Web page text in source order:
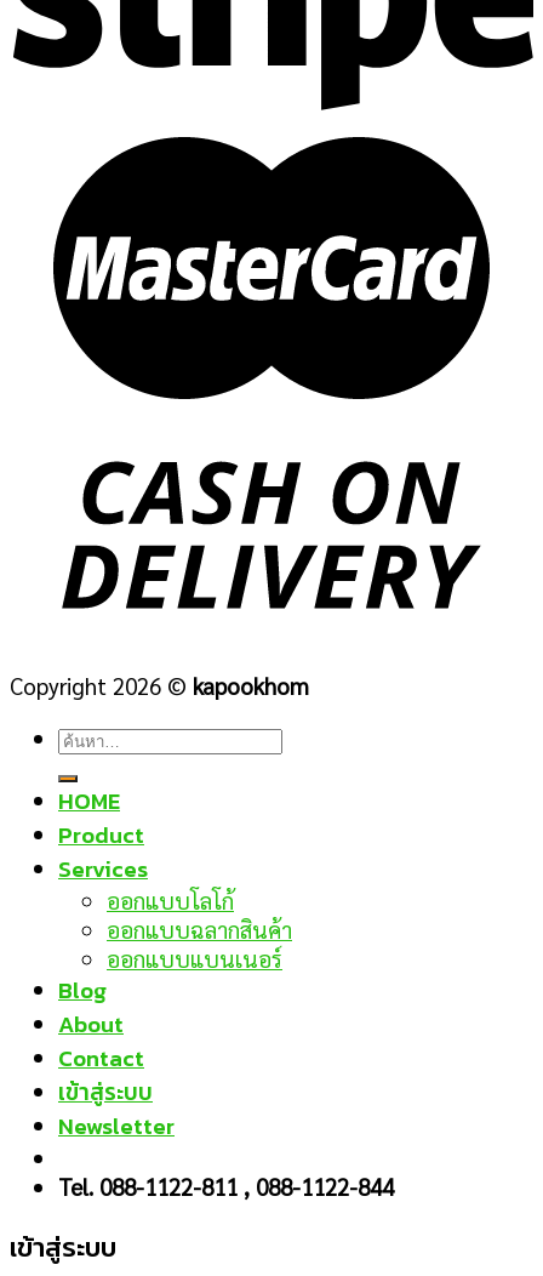
Copyright 2026 © kapookhom
ค้นหา:
HOME
Product
Services
ออกแบบโลโก้
ออกแบบฉลากสินค้า
ออกแบบแบนเนอร์
Blog
About
Contact
เข้าสู่ระบบ
Newsletter
Tel. 088-1122-811 , 088-1122-844
เข้าสู่ระบบ